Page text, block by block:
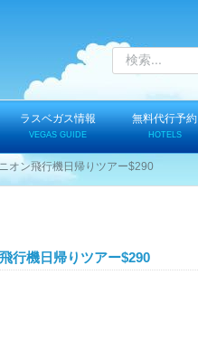
ラスベガス情報
VEGAS GUIDE
無料代行予約
HOTELS
オン飛行機日帰りツアー$290
行機日帰りツアー$290